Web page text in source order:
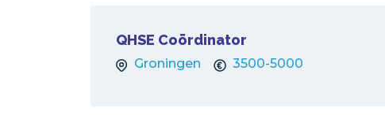
QHSE Coördinator
Groningen 3500-5000